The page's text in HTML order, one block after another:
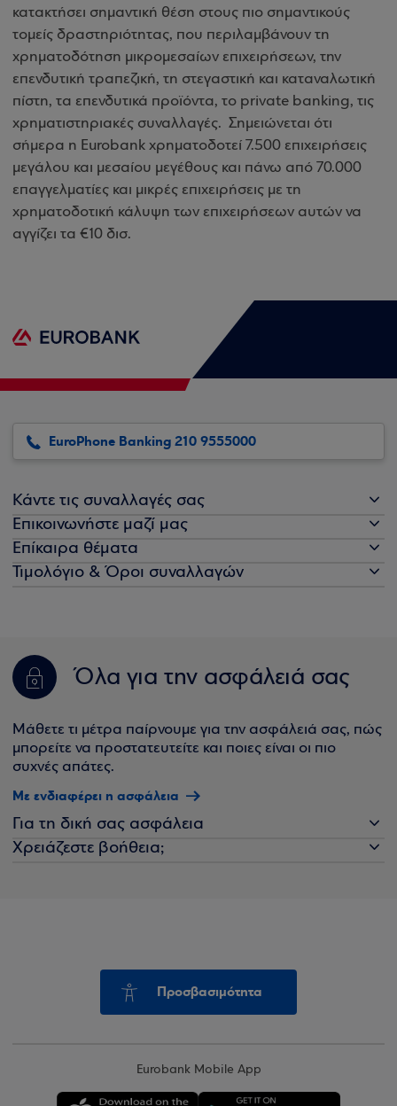
κατακτήσει σημαντική θέση στους πιο σημαντικούς
τομείς δραστηριότητας, που περιλαμβάνουν τη
χρηματοδότηση μικρομεσαίων επιχειρήσεων, την
επενδυτική τραπεζική, τη στεγαστική και καταναλωτική
πίστη, τα επενδυτικά προϊόντα, το private banking, τις
χρηματιστηριακές συναλλαγές. Σημειώνεται ότι
σήμερα η Eurobank χρηματοδοτεί 7.500 επιχειρήσεις
μεγάλου και μεσαίου μεγέθους και πάνω από 70.000
επαγγελματίες και μικρές επιχειρήσεις με τη
χρηματοδοτική κάλυψη των επιχειρήσεων αυτών να
αγγίζει τα €10 δισ.
EuroPhone Banking 210 9555000
Κάντε τις συναλλαγές σας
Επικοινωνήστε μαζί μας
Επίκαιρα θέματα
Τιμολόγιο & Όροι συναλλαγών
Όλα για την ασφάλειά σας
Μάθετε τι μέτρα παίρνουμε για την ασφάλειά σας, πώς
μπορείτε να προστατευτείτε και ποιες είναι οι πιο
συχνές απάτες.
Με ενδιαφέρει η ασφάλεια
Για τη δική σας ασφάλεια
Χρειάζεστε βοήθεια;
Προσβασιμότητα
Eurobank Mobile App